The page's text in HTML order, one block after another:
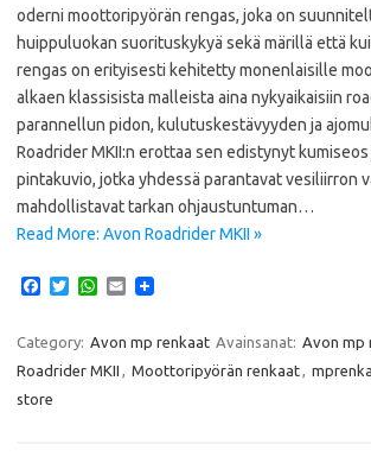
oderni moottoripyörän rengas, joka on
huippuluokan suorituskykyä sekä märillä että
rengas on erityisesti kehitetty monenlaisille
alkaen klassisista malleista aina nykyaikaisiin
parannellun pidon, kulutuskestävyyden ja
Roadrider MKII:n erottaa sen edistynyt
pintakuvio, jotka yhdessä parantavat vesiliirron
mahdollistavat tarkan ohjaustuntuman…
Read More: Avon Roadrider MKII »
e
b
o
o
T
t
t
e
W
t
s
A
E
Category: Avon mp renkaat Avainsanat: Avon mp
Roadrider MKII , Moottoripyörän renkaat,
store